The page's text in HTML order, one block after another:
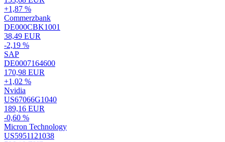
+1,87 %
Commerzbank
DE000CBK1001
38,49 EUR
-2,19 %
SAP
DE0007164600
170,98 EUR
+1,02 %
Nvidia
US67066G1040
189,16 EUR
-0,60 %
Micron Technology
US5951121038